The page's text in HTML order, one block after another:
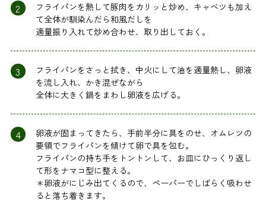
2
フライパンを熱して豚肉をカリッと炒め、キャベツも加え
て全体が馴染んだら和風だしを
適量振り入れて炒め合わせ、取り出しておく。
3
フライパンをさっと拭き、中火にして油を適量熱し、卵液
を流し入れ、かき混ぜながら
全体に大きく鍋をまわし卵液を広げる。
4
卵液が固まってきたら、手前半分に具をのせ、オムレツの
要領でフライパンを傾けて卵で具を包む。
フライパンの持ち手をトントンして、お皿にひっくり返し
て形をナマコ型に整える。
＊卵液がにじみ出てくるので、ペーパーでしばらく吸わせ
ると落ち着きます。